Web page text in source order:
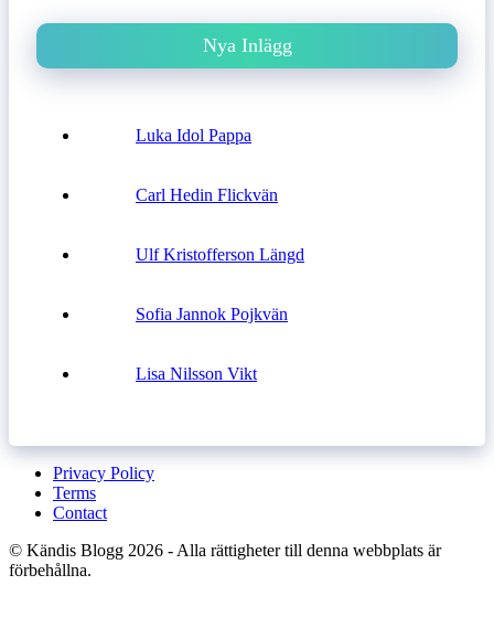
Nya Inlägg
Luka Idol Pappa
Carl Hedin Flickvän
Ulf Kristofferson Längd
Sofia Jannok Pojkvän
Lisa Nilsson Vikt
Privacy Policy
Terms
Contact
© Kändis Blogg 2026 - Alla rättigheter till denna webbplats är
förbehållna.